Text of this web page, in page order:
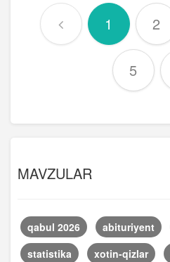
1 2
5
MAVZULAR
qabul 2026 abituriyent
statistika
xotin-qizlar